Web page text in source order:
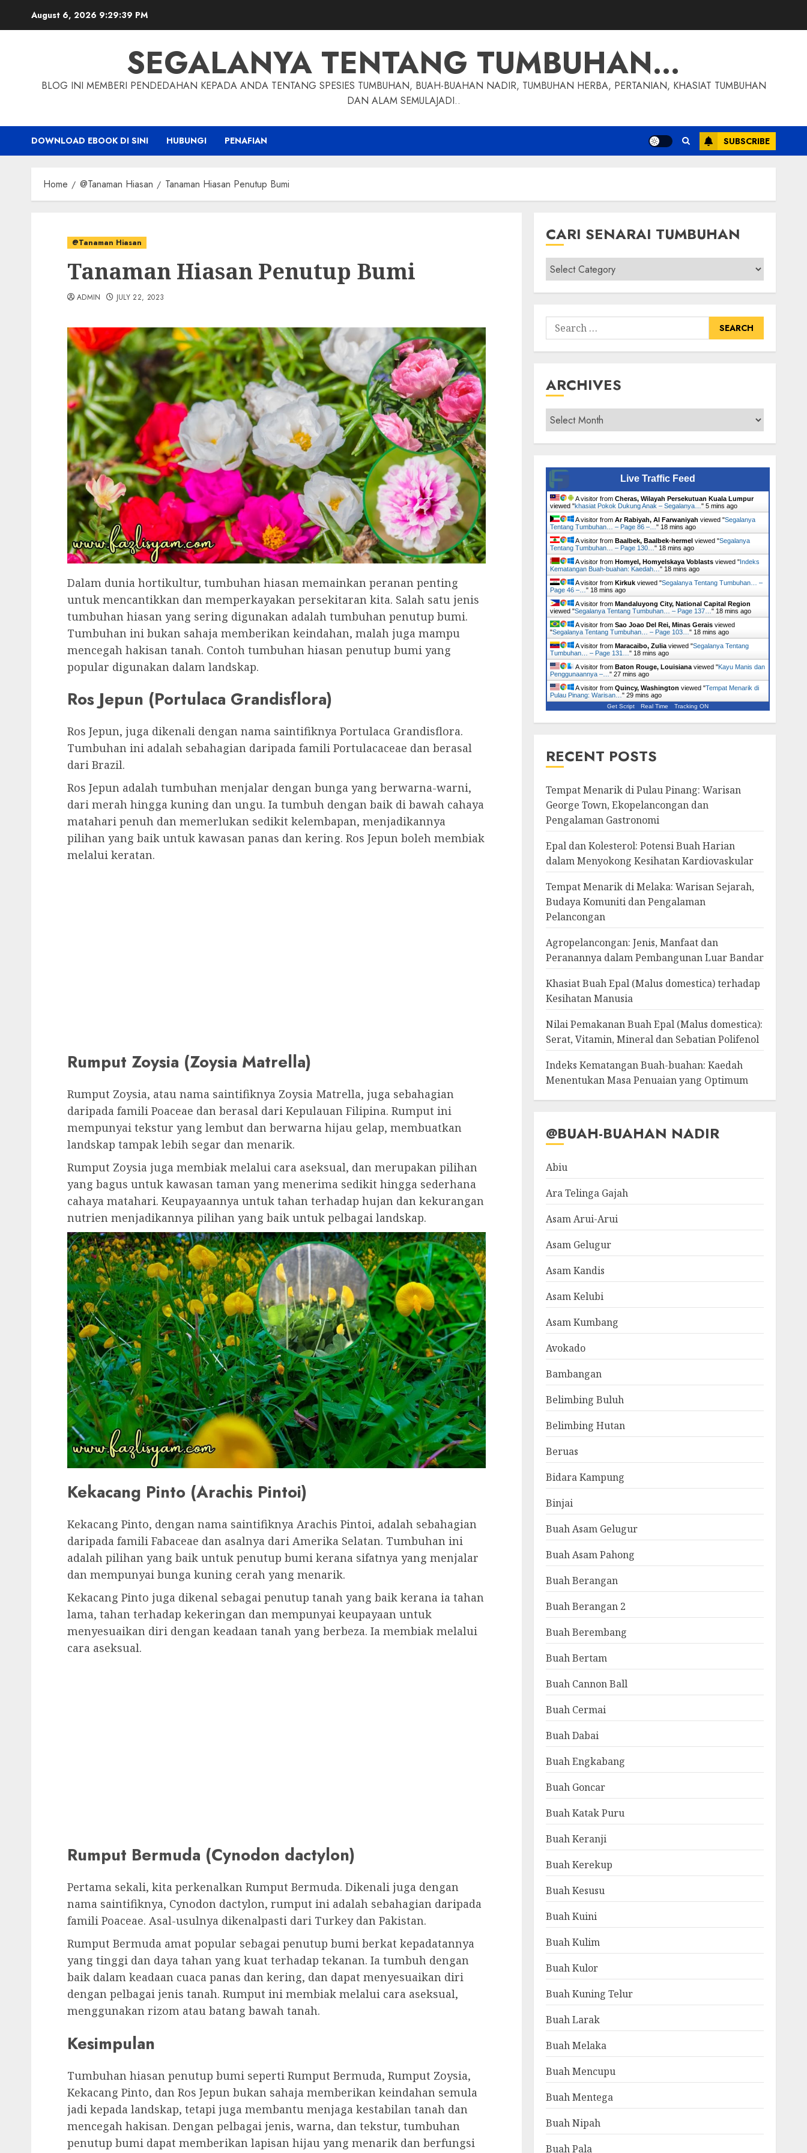
August 6, 2026 9:29:40 PM
SEGALANYA TENTANG TUMBUHAN…
BLOG INI MEMBERI PENDEDAHAN KEPADA ANDA TENTANG SPESIES TUMBUHAN, BUAH-BUAHAN NADIR, TUMBUHAN HERBA, PERTANIAN, KHASIAT TUMBUHAN
DAN ALAM SEMULAJADI..
DOWNLOAD EBOOK DI SINI HUBUNGI PENAFIAN SUBSCRIBE
Home @Tanaman Hiasan Tanaman Hiasan Penutup Bumi
@Tanaman Hiasan
Tanaman Hiasan Penutup Bumi
ADMIN JULY 22, 2023
Dalam dunia hortikultur, tumbuhan hiasan memainkan peranan penting
untuk mencantikkan dan memperkayakan persekitaran kita. Salah satu jenis
tumbuhan hiasan yang sering digunakan adalah tumbuhan penutup bumi.
Tumbuhan ini bukan sahaja memberikan keindahan, malah juga mampu
mencegah hakisan tanah. Contoh tumbuhan hiasan penutup bumi yang
popular digunakan dalam landskap.
Ros Jepun (Portulaca Grandisflora)
Ros Jepun, juga dikenali dengan nama saintifiknya Portulaca Grandisflora.
Tumbuhan ini adalah sebahagian daripada famili Portulacaceae dan berasal
dari Brazil.
Ros Jepun adalah tumbuhan menjalar dengan bunga yang berwarna-warni,
dari merah hingga kuning dan ungu. Ia tumbuh dengan baik di bawah cahaya
matahari penuh dan memerlukan sedikit kelembapan, menjadikannya
pilihan yang baik untuk kawasan panas dan kering. Ros Jepun boleh membiak
melalui keratan.
Rumput Zoysia (Zoysia Matrella)
Rumput Zoysia, atau nama saintifiknya Zoysia Matrella, juga sebahagian
daripada famili Poaceae dan berasal dari Kepulauan Filipina. Rumput ini
mempunyai tekstur yang lembut dan berwarna hijau gelap, membuatkan
landskap tampak lebih segar dan menarik.
Rumput Zoysia juga membiak melalui cara aseksual, dan merupakan pilihan
yang bagus untuk kawasan taman yang menerima sedikit hingga sederhana
cahaya matahari. Keupayaannya untuk tahan terhadap hujan dan kekurangan
nutrien menjadikannya pilihan yang baik untuk pelbagai landskap.
Kekacang Pinto (Arachis Pintoi)
Kekacang Pinto, dengan nama saintifiknya Arachis Pintoi, adalah sebahagian
daripada famili Fabaceae dan asalnya dari Amerika Selatan. Tumbuhan ini
adalah pilihan yang baik untuk penutup bumi kerana sifatnya yang menjalar
dan mempunyai bunga kuning cerah yang menarik.
Kekacang Pinto juga dikenal sebagai penutup tanah yang baik kerana ia tahan
lama, tahan terhadap kekeringan dan mempunyai keupayaan untuk
menyesuaikan diri dengan keadaan tanah yang berbeza. Ia membiak melalui
cara aseksual.
Rumput Bermuda (Cynodon dactylon)
Pertama sekali, kita perkenalkan Rumput Bermuda. Dikenali juga dengan
nama saintifiknya, Cynodon dactylon, rumput ini adalah sebahagian daripada
famili Poaceae. Asal-usulnya dikenalpasti dari Turkey dan Pakistan.
Rumput Bermuda amat popular sebagai penutup bumi berkat kepadatannya
yang tinggi dan daya tahan yang kuat terhadap tekanan. Ia tumbuh dengan
baik dalam keadaan cuaca panas dan kering, dan dapat menyesuaikan diri
dengan pelbagai jenis tanah. Rumput ini membiak melalui cara aseksual,
menggunakan rizom atau batang bawah tanah.
Kesimpulan
Tumbuhan hiasan penutup bumi seperti Rumput Bermuda, Rumput Zoysia,
Kekacang Pinto, dan Ros Jepun bukan sahaja memberikan keindahan semula
jadi kepada landskap, tetapi juga membantu menjaga kestabilan tanah dan
mencegah hakisan. Dengan pelbagai jenis, warna, dan tekstur, tumbuhan
penutup bumi dapat memberikan lapisan hijau yang menarik dan berfungsi
CARI SENARAI TUMBUHAN
Cari
Senarai
Tumbuhan
Search
for:
ARCHIVES
Archives
Live Traffic Feed
A visitor from Cheras, Wilayah Persekutuan Kuala Lumpur
viewed "khasiat Pokok Dukung Anak – Segalanya… " 5 mins ago
A visitor from Ar Rabiyah, Al Farwaniyah viewed "Segalanya
Tentang Tumbuhan… – Page 86 –… " 18 mins ago
A visitor from Baalbek, Baalbek-hermelviewed "Segalanya
Tentang Tumbuhan… – Page 130… " 18 mins ago
A visitor from Homyel, Homyelskaya Voblastsviewed "Indeks
Kematangan Buah-buahan: Kaedah… " 18 mins ago
A visitor from Kirkukviewed "Segalanya Tentang Tumbuhan… –
Page 46 –… " 18 mins ago
A visitor from Mandaluyong City, National Capital Region
viewed "Segalanya Tentang Tumbuhan… – Page 137… " 18 mins ago
A visitor from Sao Joao Del Rei, Minas Geraisviewed
"Segalanya Tentang Tumbuhan… – Page 103… " 18 mins ago
A visitor from Maracaibo, Zuliaviewed "Segalanya Tentang
Tumbuhan… – Page 131… " 18 mins ago
A visitor from Baton Rouge, Louisianaviewed "Kayu Manis dan
Penggunaannya –… " 27 mins ago
A visitor from Quincy, Washington viewed "Tempat Menarik di
Pulau Pinang: Warisan… " 29 mins ago
Get Script Real Time Tracking ON
RECENT POSTS
Tempat Menarik di Pulau Pinang: Warisan
George Town, Ekopelancongan dan
Pengalaman Gastronomi
Epal dan Kolesterol: Potensi Buah Harian
dalam Menyokong Kesihatan Kardiovaskular
Tempat Menarik di Melaka: Warisan Sejarah,
Budaya Komuniti dan Pengalaman
Pelancongan
Agropelancongan: Jenis, Manfaat dan
Peranannya dalam Pembangunan Luar Bandar
Khasiat Buah Epal (Malus domestica) terhadap
Kesihatan Manusia
Nilai Pemakanan Buah Epal (Malus domestica):
Serat, Vitamin, Mineral dan Sebatian Polifenol
Indeks Kematangan Buah-buahan: Kaedah
Menentukan Masa Penuaian yang Optimum
@BUAH-BUAHAN NADIR
Abiu
Ara Telinga Gajah
Asam Arui-Arui
Asam Gelugur
Asam Kandis
Asam Kelubi
Asam Kumbang
Avokado
Bambangan
Belimbing Buluh
Belimbing Hutan
Beruas
Bidara Kampung
Binjai
Buah Asam Gelugur
Buah Asam Pahong
Buah Berangan
Buah Berangan 2
Buah Berembang
Buah Bertam
Buah Cannon Ball
Buah Cermai
Buah Dabai
Buah Engkabang
Buah Goncar
Buah Katak Puru
Buah Keranji
Buah Kerekup
Buah Kesusu
Buah Kuini
Buah Kulim
Buah Kulor
Buah Kuning Telur
Buah Larak
Buah Melaka
Buah Mencupu
Buah Mentega
Buah Nipah
Buah Pala